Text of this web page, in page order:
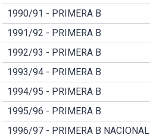
1990/91 - PRIMERA B
1991/92 - PRIMERA B
1992/93 - PRIMERA B
1993/94 - PRIMERA B
1994/95 - PRIMERA B
1995/96 - PRIMERA B
1996/97 - PRIMERA B NACIONAL